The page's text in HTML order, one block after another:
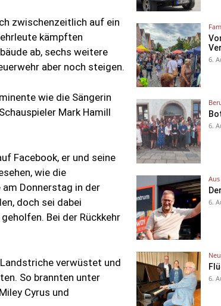
zwischenzeitlich auf ein
kämpften
ab, sechs weitere
aber noch steigen.
wie die Sängerin
Mark Hamill
Facebook, er und seine
wie die
am Donnerstag in der
doch sei dabei
Bei der Rückkehr
verwüstet und
So brannten unter
Cyrus und
6.
6.
6.
6.